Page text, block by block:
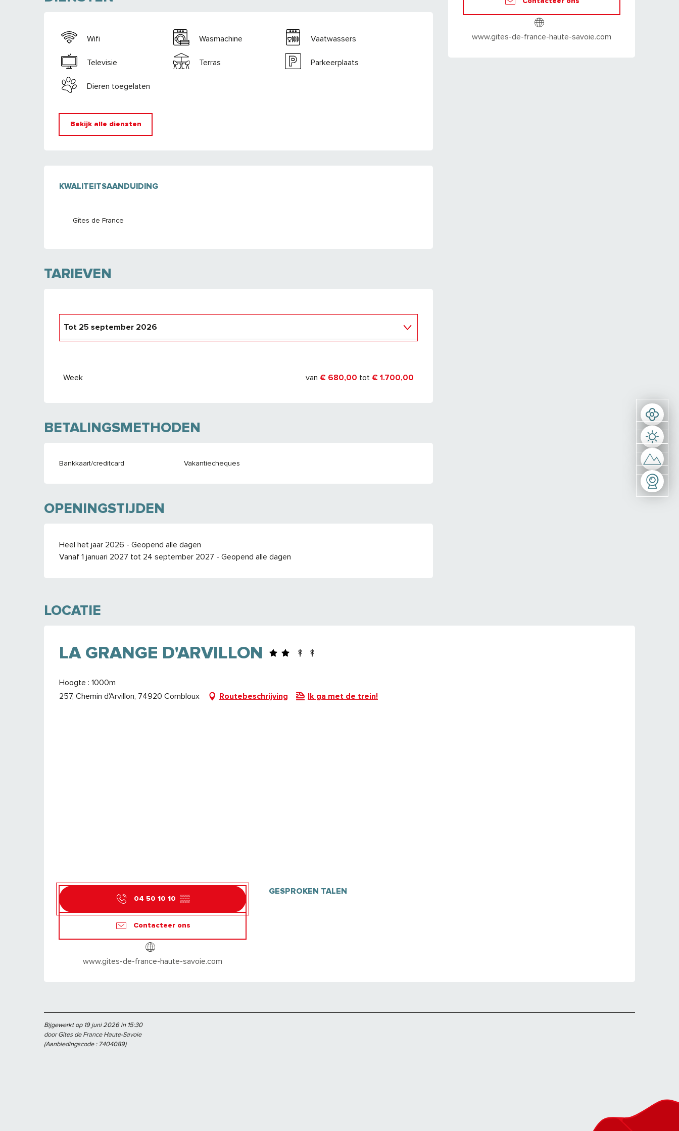
www.gites-de-france-haute-savoie.com
Wifi Wasmachine Vaatwassers
Televisie Terras Parkeerplaats
Dieren toegelaten
Bekijk alle diensten
DIENSTVERLENING
KWALITEITSAANDUIDING
KWALITEITSAANDUIDING
Gîtes de France
TARIEVEN
Tot 25 september 2026
Week van € 680,00 tot € 1.700,00
BETALINGSMETHODEN
Bankkaart/creditcard Vakantiecheques
OPENINGSTIJDEN
Heel het jaar 2026 - Geopend alle dagen
Vanaf 1 januari 2027 tot 24 september 2027 - Geopend alle dagen
LOCATIE
LA GRANGE D'ARVILLON
Hoogte : 1000m
257, Chemin d'Arvillon, 74920 Combloux
Routebeschrijving Ik ga met de trein!
04 50 10 10 ▒▒
Contacteer ons
www.gites-de-france-haute-savoie.com
GESPROKEN TALEN
GESPROKEN TALEN
Bijgewerkt op 19 juni 2026 in 15:30
door Gîtes de France Haute-Savoie
(Aanbiedingscode :7404089)